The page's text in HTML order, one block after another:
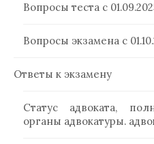
Вопросы теста с
Вопросы экзамена с
Ответы к экзамену
Статус адвоката,
органы адвокатуры.